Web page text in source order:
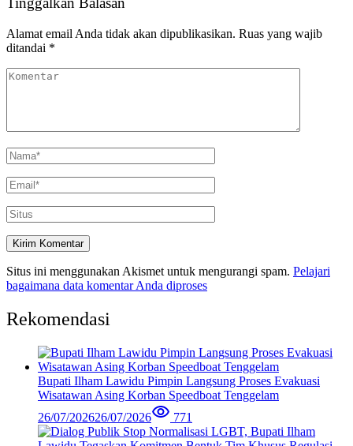
Alamat email Anda tidak akan dipublikasikan. Ruas yang wajib
ditandai *
Situs ini menggunakan Akismet untuk mengurangi spam. Pelajari
bagaimana data komentar Anda diproses
Rekomendasi
Bupati Ilham Lawidu Pimpin Langsung Proses Evakuasi
Wisatawan Asing Korban Speedboat Tenggelam
26/07/202626/07/2026 771